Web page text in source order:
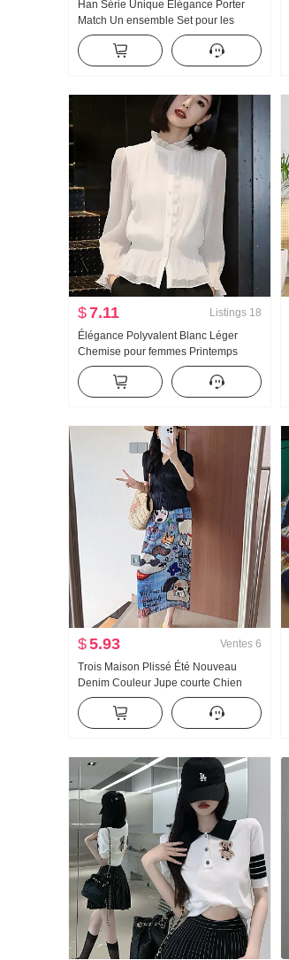
Han Série Unique Élégance Porter
Match Un ensemble Set pour les
femmes Été Détendu Sens Blanc Col
en V Accrocher Cou Top Pantalon
large Ensemble
$7.11 Listings 18
Élégance Polyvalent Blanc Léger
Chemise pour femmes Printemps
2026 Année Nouveau Style occidental
Réduction de l'âge Petite chemise
Haut de gamme Exquis Chemise
$5.93 Ventes 6
Trois Maison Plissé Été Nouveau
Denim Couleur Jupe courte Chien
Imprimé Mignon Amincissant Jupe mi-
longue Les deux côtés fente latérale